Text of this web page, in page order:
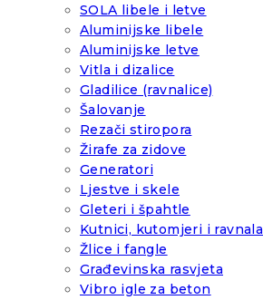
SOLA libele i letve
Aluminijske libele
Aluminijske letve
Vitla i dizalice
Gladilice (ravnalice)
Šalovanje
Rezači stiropora
Žirafe za zidove
Generatori
Ljestve i skele
Gleteri i špahtle
Kutnici, kutomjeri i ravnala
Žlice i fangle
Građevinska rasvjeta
Vibro igle za beton